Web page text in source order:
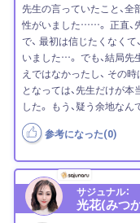
先生の言っていたこと、
性がいました……。 正直、
で、 最初は信じたくなくて
いました…。 でも、結局先
えではなかったし、 その
となっては、先生だけが
した。 もう、疑う余地なん
参考になった(0)
サジュナル：
光花(みつ